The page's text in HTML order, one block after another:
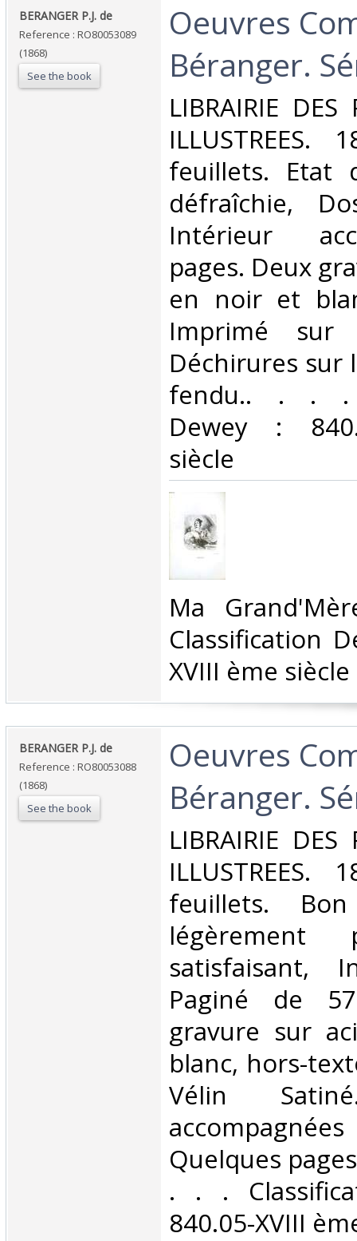
‎BERANGER P.J. de‎
Reference : RO80053089
(1868)
See the book
‎Oeuvres
Béranger.
‎LIBRAIRIE DES
feuillets. Etat
défraîchie,
Intérieur
pages. Deux
en noir et
Imprimé sur
Déchirures sur
fendu.. . . .
Dewey :
siècle‎
‎Ma
Classification
XVIII ème siècle‎
‎BERANGER P.J. de‎
Reference : RO80053088
(1868)
See the book
‎Oeuvres
Béranger.
‎LIBRAIRIE DES
feuillets.
légèrement
satisfaisant,
Paginé de
gravure sur
blanc, hors-
Vélin
Quelques
. . .
840.05-XVIII